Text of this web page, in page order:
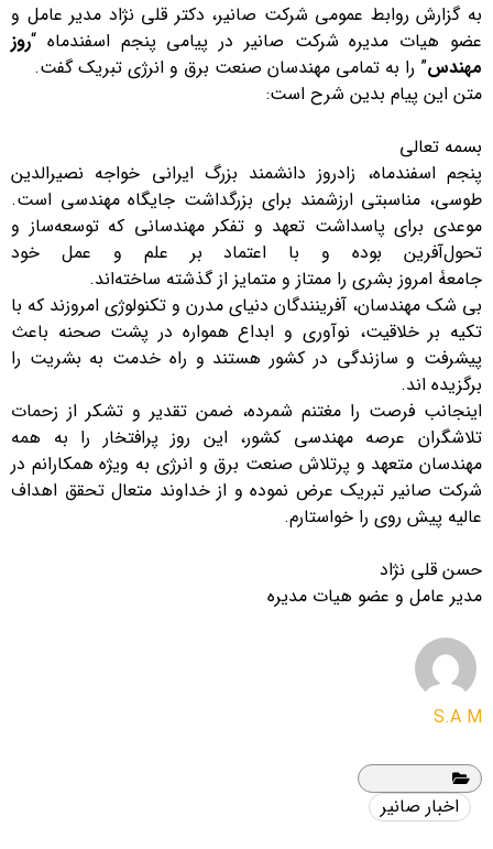
به گزارش روابط عمومی شرکت صانیر، دکتر قلی نژاد مدیر عامل و
عضو هیات مدیره شرکت صانیر در پیامی پنجم اسفندماه “روز
مهندس” را به تمامی مهندسان صنعت برق و انرژی تبریک گفت.
متن این پیام بدین شرح است:
بسمه تعالی
پنجم اسفندماه، زادروز دانشمند بزرگ ایرانی خواجه نصیرالدین
طوسی، مناسبتی ارزشمند برای بزرگداشت جایگاه مهندسی است.
موعدی برای پاسداشت تعهد و تفکر مهندسانی که توسعه‌ساز و
تحول‌آفرین بوده‌ و با اعتماد بر علم و عمل خود
جامعۀ امروز بشری را ممتاز و متمایز از گذشته ساخته‌اند.
بی شک مهندسان، آفرینندگان دنیای مدرن و تکنولوژی امروزند که با
تکیه بر خلاقیت، نوآوری و ابداع همواره در پشت صحنه باعث
پیشرفت و سازندگی در کشور هستند و راه خدمت به بشریت را
برگزیده اند.
اینجانب فرصت را مغتنم شمرده، ضمن تقدیر و تشکر از زحمات
تلاشگران عرصه مهندسی کشور، این روز پرافتخار را به همه
مهندسان متعهد و پرتلاش صنعت برق و انرژی به ویژه همکارانم در
شرکت صانیر تبریک عرض نموده و از خداوند متعال تحقق اهداف
عالیه پیش روی را خواستارم.
حسن قلی نژاد
مدیر عامل و عضو هیات مدیره
S.A M
اخبار صانیر